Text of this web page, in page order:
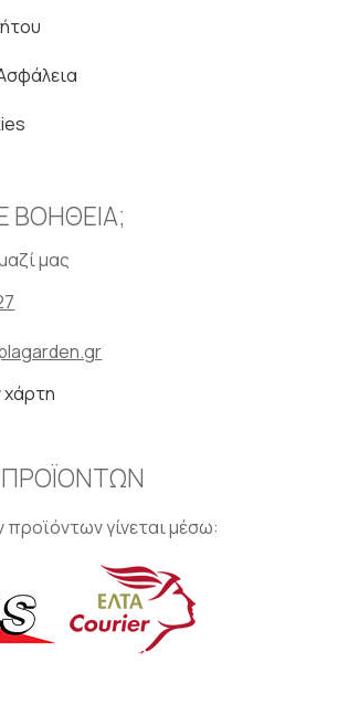
ΒΟΗΘΕΙΑ;
μας
χάρτη
γίνεται μέσω: